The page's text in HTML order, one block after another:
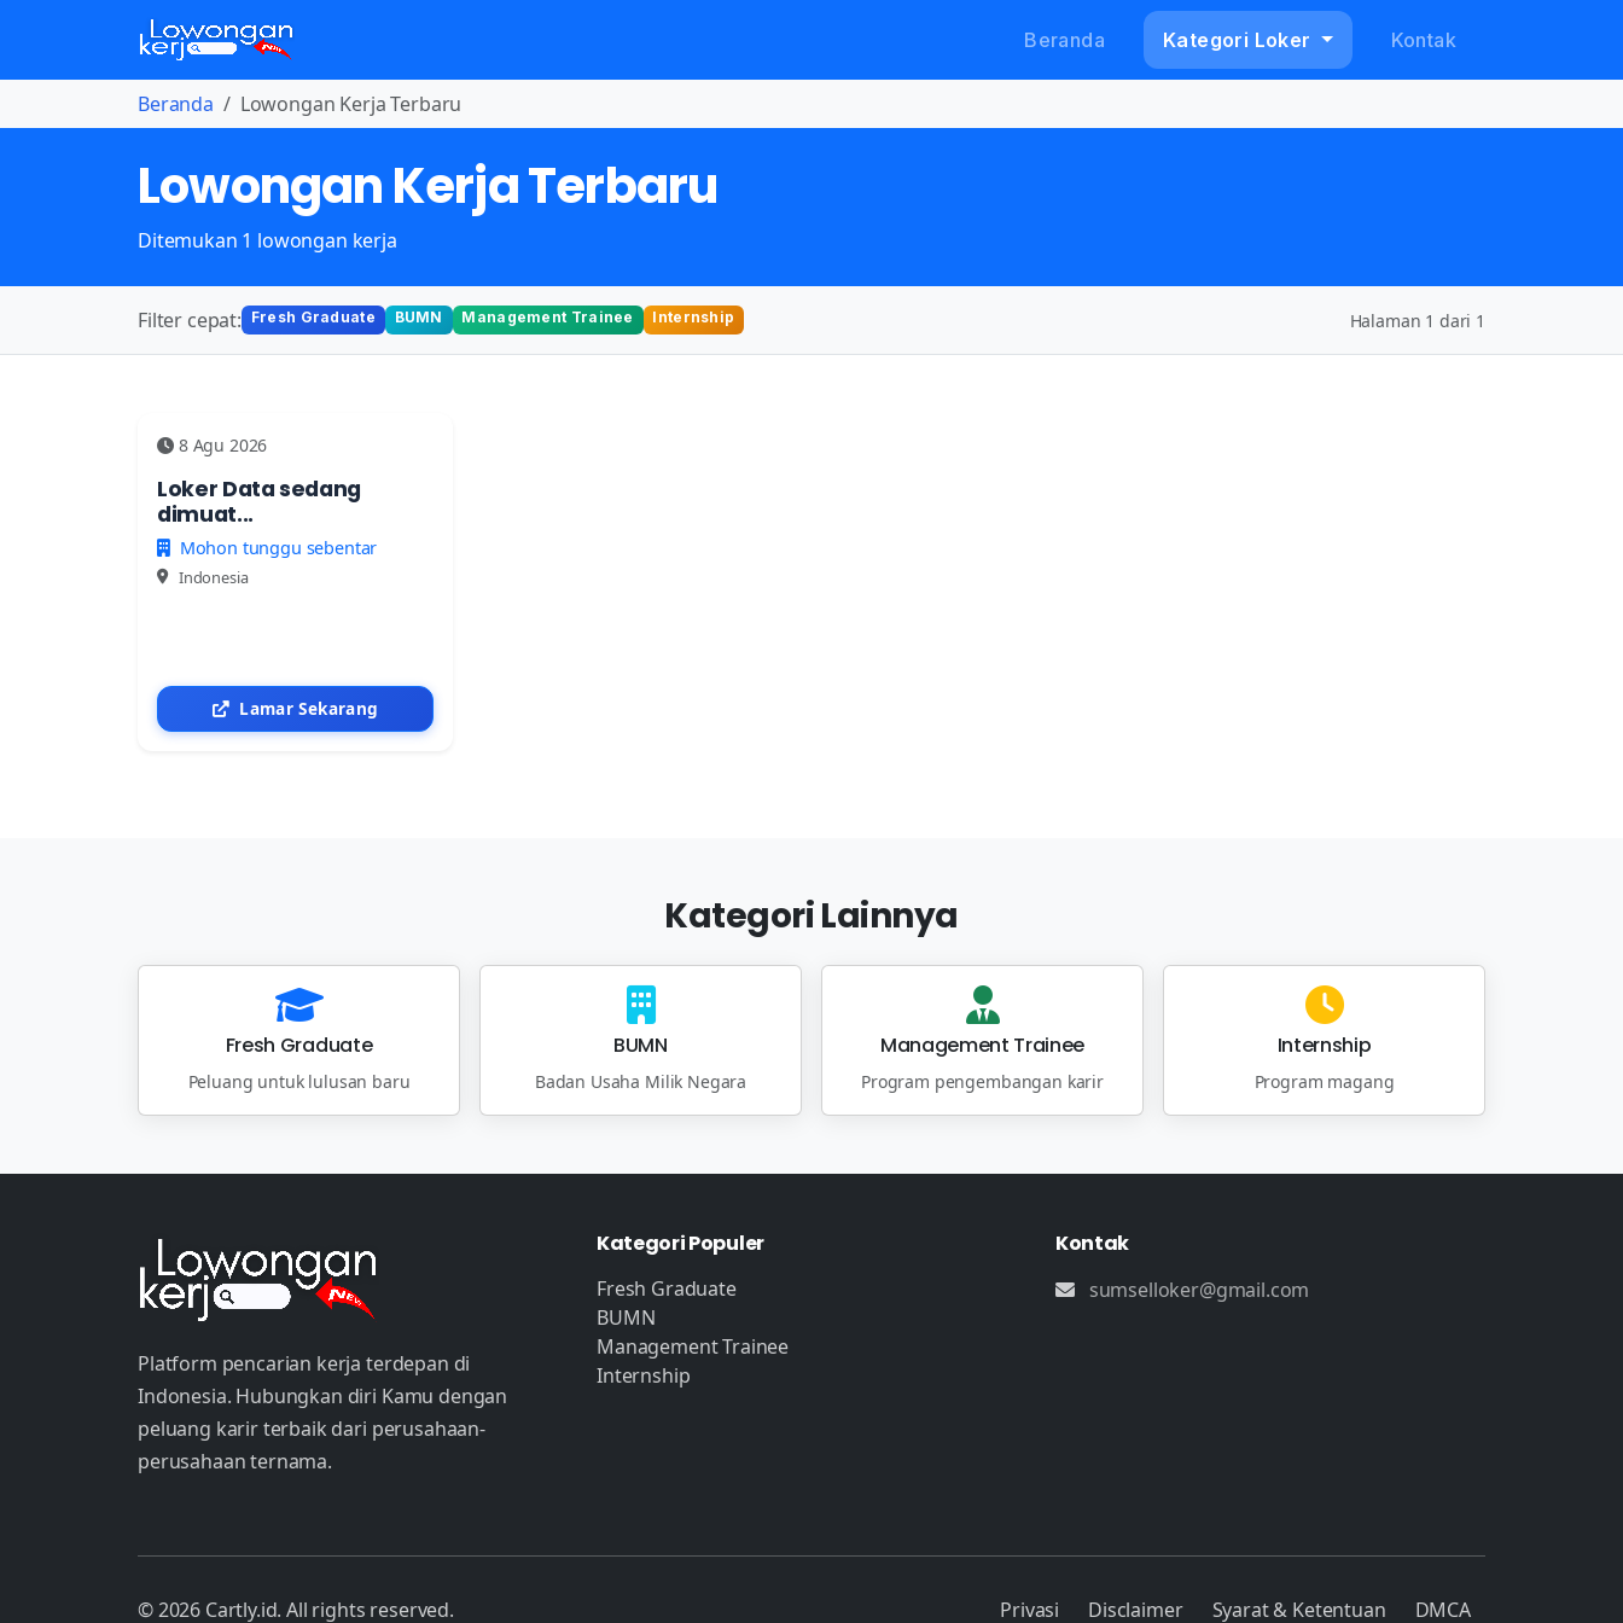
Beranda Kategori Loker Kontak
Beranda Lowongan Kerja Terbaru
Lowongan Kerja Terbaru
Ditemukan 1 lowongan kerja
Filter cepat: Fresh Graduate BUMN Management Trainee Internship Halaman 1 dari 1
8 Agu 2026
Loker Data sedang
dimuat...
Mohon tunggu sebentar
Indonesia
Lamar Sekarang
Kategori Lainnya
Fresh Graduate
Peluang untuk lulusan baru
BUMN
Badan Usaha Milik Negara
Management Trainee
Program pengembangan karir
Internship
Program magang
Platform pencarian kerja terdepan di
Indonesia. Hubungkan diri Kamu dengan
peluang karir terbaik dari perusahaan-
perusahaan ternama.
Kategori Populer
Fresh Graduate
BUMN
Management Trainee
Internship
Kontak
sumselloker@gmail.com
© 2026 Cartly.id. All rights reserved. Privasi Disclaimer Syarat & Ketentuan DMCA